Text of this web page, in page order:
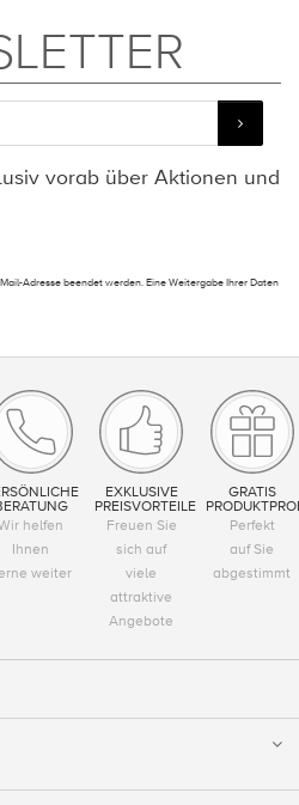
vorab über Aktionen und
Adresse beendet werden. Eine Weitergabe Ihrer Daten
helfen
Ihnen
weiter
EXKLUSIVE
PREISVORTEILE
Freuen Sie
sich auf
viele
attraktive
Angebote
GRATIS
Perfekt
auf Sie
abgestimmt